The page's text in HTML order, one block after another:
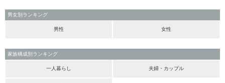
男女別ランキング
男性 女性
家族構成別ランキング
一人暮らし 夫婦・カップル